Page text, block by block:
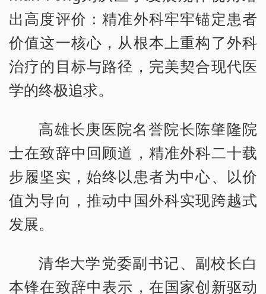
出高度评价：精准外科牢牢锚定患者
价值这一核心，从根本上重构了外科
治疗的目标与路径，完美契合现代医
学的终极追求。
高雄长庚医院名誉院长陈肇隆院
士在致辞中回顾道，精准外科二十载
步履坚实，始终以患者为中心、以价
值为导向，推动中国外科实现跨越式
发展。
清华大学党委副书记、副校长白
本锋在致辞中表示，在国家创新驱动